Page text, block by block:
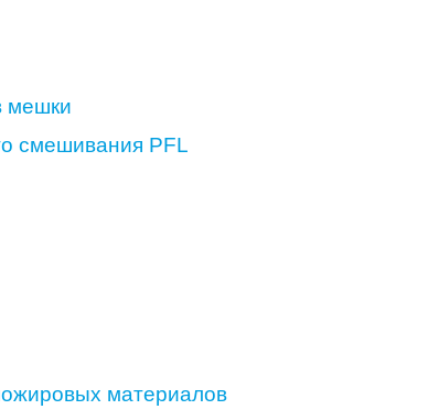
мешки
смешивания PFL
материалов